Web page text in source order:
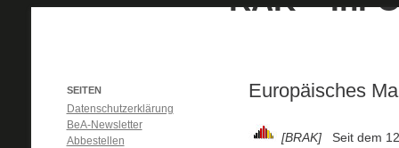
Europäisches
[BRAK] Seit dem
SEITEN
Datenschutzerklärung
BeA-Newsletter
Abbestellen